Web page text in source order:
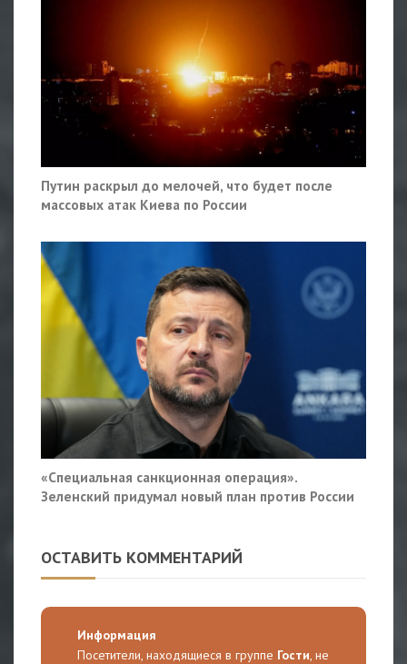
Путин раскрыл до мелочей, что будет после
массовых атак Киева по России
«Специальная санкционная операция».
Зеленский придумал новый план против России
ОСТАВИТЬ КОММЕНТАРИЙ
Информация
Посетители, находящиеся в группе Гости, не